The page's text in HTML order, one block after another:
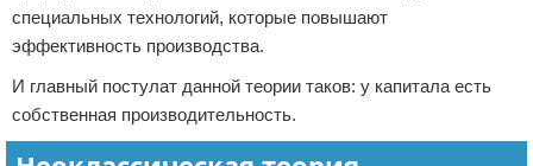
специальных технологий, которые повышают
эффективность производства.
И главный постулат данной теории таков: у капитала есть
собственная производительность.